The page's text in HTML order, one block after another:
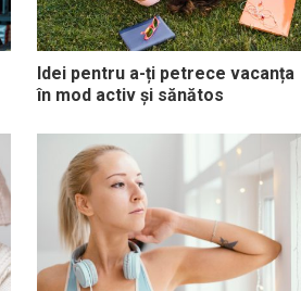
Idei pentru a-ți petrece vacanța
în mod activ și sănătos